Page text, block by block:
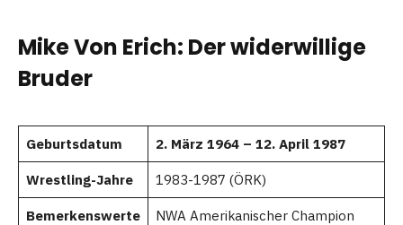
Mike Von Erich: Der widerwillige
Bruder
Geburtsdatum 2. März 1964 – 12. April 1987
Wrestling-Jahre 1983-1987 (ÖRK)
Bemerkenswerte
NWA Amerikanischer Champion